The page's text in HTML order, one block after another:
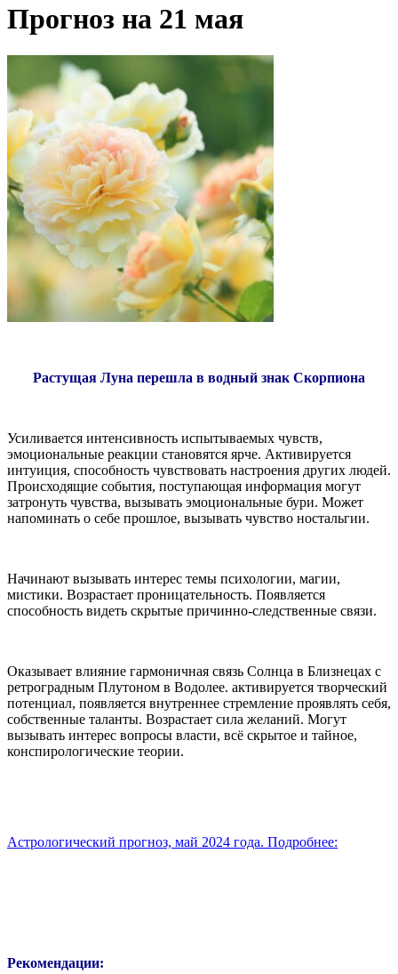
Прогноз на 21 мая
Растущая Луна перешла в водный знак Скорпиона
Усиливается интенсивность испытываемых чувств,
эмоциональные реакции становятся ярче. Активируется
интуиция, способность чувствовать настроения других людей.
Происходящие события, поступающая информация могут
затронуть чувства, вызывать эмоциональные бури. Может
напоминать о себе прошлое, вызывать чувство ностальгии.
Начинают вызывать интерес темы психологии, магии,
мистики. Возрастает проницательность. Появляется
способность видеть скрытые причинно-следственные связи.
Оказывает влияние гармоничная связь Солнца в Близнецах с
ретроградным Плутоном в Водолее. активируется творческий
потенциал, появляется внутреннее стремление проявлять себя,
собственные таланты. Возрастает сила желаний. Могут
вызывать интерес вопросы власти, всё скрытое и тайное,
конспирологические теории.
Астрологический прогноз, май 2024 года. Подробнее:
Рекомендации: